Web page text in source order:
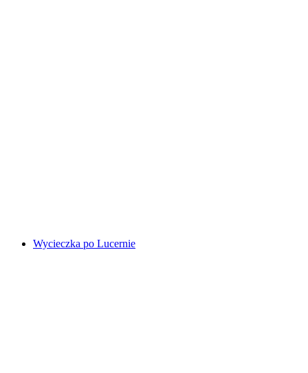
Wycieczka po Lucernie